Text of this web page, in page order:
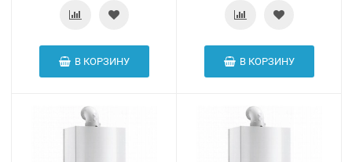
В КОРЗИНУ В КОРЗИНУ